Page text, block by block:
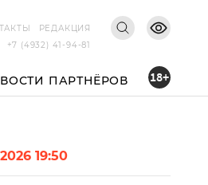
РЕДАКЦИЯ
+7 (4932) 41-94-81
ПАРТНЁРОВ 18+
19:50